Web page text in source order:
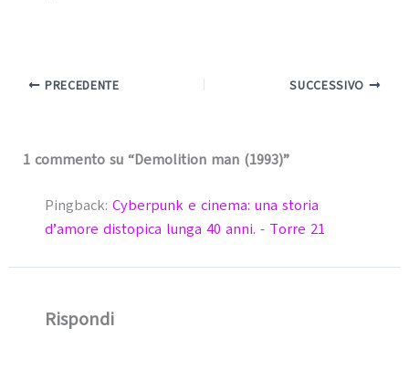
PRECEDENTE SUCCESSIVO
1 commento su “Demolition man (1993)”
Pingback: Cyberpunk e cinema: una storia
d’amore distopica lunga 40 anni. - Torre 21
Rispondi